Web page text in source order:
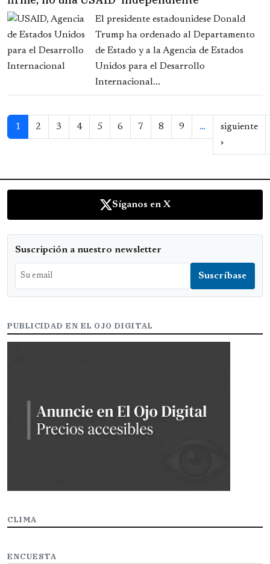
El presidente estadounidese Donald
Trump ha ordenado al Departamento
de Estado y a la Agencia de Estados
Unidos para el Desarrollo
Internacional...
Paginación
1 2 3 4 5 6 7 8 9 …
siguiente
›Siguiente
Síganos en X
Suscripción a nuestro newsletter
PUBLICIDAD EN EL OJO DIGITAL
CLIMA
ENCUESTA